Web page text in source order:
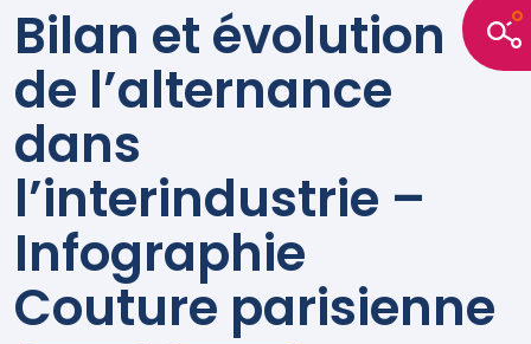
Bilan et évolution
de l’alternance
dans
l’interindustrie –
Infographie
Couture parisienne